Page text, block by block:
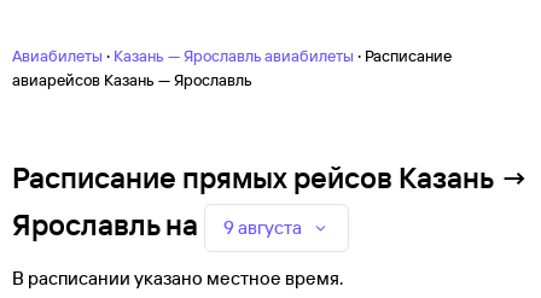
Авиабилеты · Казань — Ярославль авиабилеты · Расписание
авиарейсов Казань — Ярославль
Расписание прямых рейсов Казань →
Ярославльна 9 августа
В расписании указано местное время.